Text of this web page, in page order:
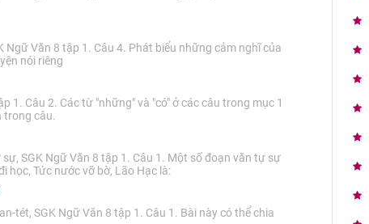
Ngữ Văn 8 tập 1. Câu 4. Phát biểu những cảm nghĩ của
nói riêng
1. Câu 2. Các từ "những" và "có" ở các câu trong mục 1
trong câu.
SGK Ngữ Văn 8 tập 1. Câu 1. Một số đoạn văn tự sự
học, Tức nước vỡ bờ, Lão Hạc là:
tét, SGK Ngữ Văn 8 tập 1. Câu 1. Bài này có thể chia